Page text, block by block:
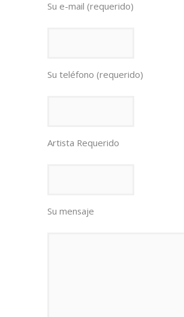
Su e-mail (requerido)
Su teléfono (requerido)
Artista Requerido
Su mensaje